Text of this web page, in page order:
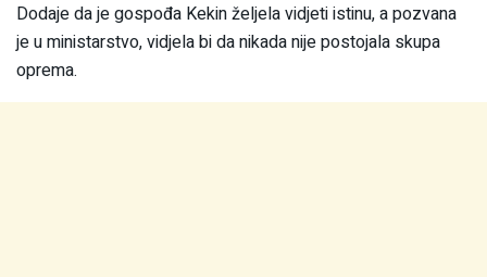
Dodaje da je gospođa Kekin željela vidjeti istinu, a pozvana
je u ministarstvo, vidjela bi da nikada nije postojala skupa
oprema.